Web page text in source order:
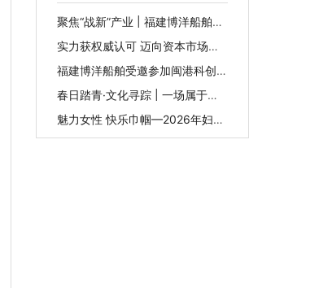
聚焦“战新”产业 | 福建博洋船舶：
实力获权威认可 迈向资本市场新
福建省重点上市后备企业
福建博洋船舶受邀参加闽港科创项
春日踏青·文化寻踪 | 一场属于我
魅力女性 快乐巾帼—2026年妇女